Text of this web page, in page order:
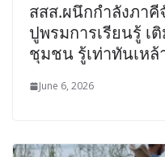
สสส.ผนึกกำลังภาคี
ปูพรมการเรียนรู้ เ
ชุมชน รู้เท่าทันเห
June 6, 2026